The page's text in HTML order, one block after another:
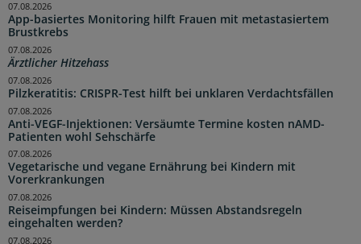
App-basiertes Monitoring hilft Frauen mit metastasiertem
Brustkrebs
07.08.2026
Ärztlicher Hitzehass
07.08.2026
Pilzkeratitis: CRISPR-Test hilft bei unklaren Verdachtsfällen
07.08.2026
Anti-VEGF-Injektionen: Versäumte Termine kosten nAMD-
Patienten wohl Sehschärfe
07.08.2026
Vegetarische und vegane Ernährung bei Kindern mit
Vorerkrankungen
07.08.2026
Reiseimpfungen bei Kindern: Müssen Abstandsregeln
eingehalten werden?
07.08.2026
07.08.2026